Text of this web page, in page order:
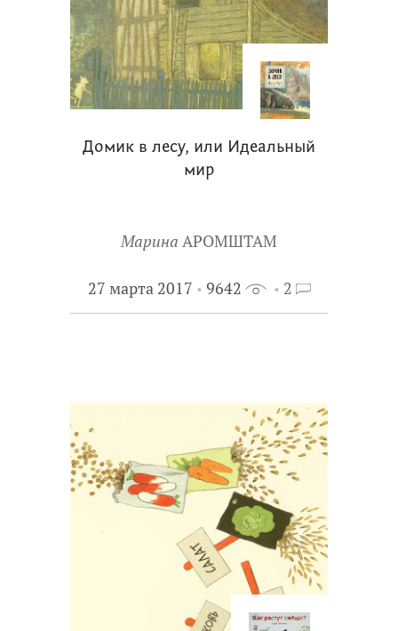
Домик в лесу, или Идеальный
мир
Марина АРОМШТАМ
27 марта 2017 9642 2